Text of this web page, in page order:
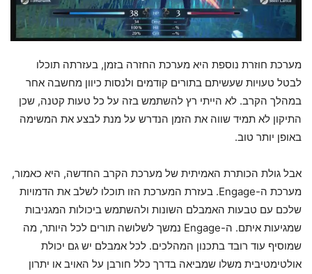
מערכת חוזרת נוספת היא מערכת החזרה בזמן, בעזרתה תוכלו
לבטל טעויות שעשיתם בתורים קודמים ולנסות כיוון מחשבה אחר
במהלך הקרב. לא הייתי רץ להשתמש בזה על כל טעות קטנה, שכן
התיקון לא תמיד שווה את הזמן הנדרש על מנת לבצע את המשימה
באופן יותר טוב.
אבל גולת הכותרת האמיתית של מערכת הקרב החדשה, היא כאמור,
מערכת ה-Engage. בעזרת המערכת הזו תוכלו לשלב את הדמויות
שלכם עם טבעות האמבלם השונות ולהשתמש ביכולות המגניבות
שמגיעות איתם. ה-Engage נמשך לשלושה תורים לכל היותר, מה
שמוסיף עוד רובד בתכנון המהלכים. לכל אמבלם יש גם יכולת
אולטימטיבית משלו שמביאה בדרך כלל חורבן על האויב או יתרון